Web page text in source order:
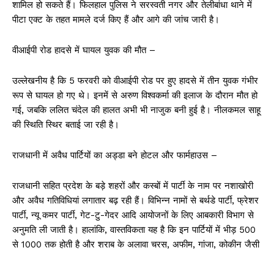
शामिल हो सकते हैं। फिलहाल पुलिस ने सरस्वती नगर और तेलीबांधा थाने में
पीटा एक्ट के तहत मामले दर्ज किए हैं और आगे की जांच जारी है।
वीआईपी रोड हादसे में घायल युवक की मौत –
उल्लेखनीय है कि 5 फरवरी को वीआईपी रोड पर हुए हादसे में तीन युवक गंभीर
रूप से घायल हो गए थे। इनमें से अरुण विश्वकर्मा की इलाज के दौरान मौत हो
गई, जबकि ललित चंदेल की हालत अभी भी नाजुक बनी हुई है। नीलकमल साहू
की स्थिति स्थिर बताई जा रही है।
राजधानी में अवैध पार्टियों का अड्डा बने होटल और फार्महाउस –
राजधानी सहित प्रदेश के बड़े शहरों और कस्बों में पार्टी के नाम पर नशाखोरी
और अवैध गतिविधियां लगातार बढ़ रही हैं। विभिन्न नामों से बर्थडे पार्टी, फ्रेशर
पार्टी, न्यू कमर पार्टी, गेट-टु-गेदर आदि आयोजनों के लिए आबकारी विभाग से
अनुमति ली जाती है। हालांकि, वास्तविकता यह है कि इन पार्टियों में भीड़ 500
से 1000 तक होती है और शराब के अलावा चरस, अफीम, गांजा, कोकीन जैसी